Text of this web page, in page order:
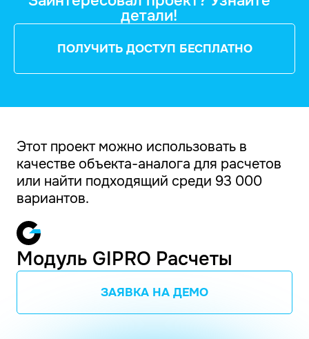
детали!
ПОЛУЧИТЬ ДОСТУП БЕСПЛАТНО
Этот проект можно использовать в
качестве объекта-аналога для расчетов
или найти подходящий среди 93 000
вариантов.
Модуль GIPRO Расчеты
ЗАЯВКА НА ДЕМО